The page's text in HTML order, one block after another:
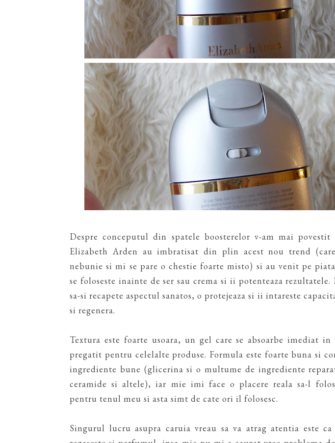
Despre conceputul din spatele boosterelor v-am mai
Elizabeth Arden au imbratisat din plin acest nou trend
nebunie si mi se pare o chestie foarte misto) si au venit pe
se foloseste inainte de ser sau crema si ii potenteaza
sa-si recapete aspectul sanatos, o protejeaza si ii intareste
si regenera.
Textura este foarte usoara, un gel care se absoarbe imediat
pregatit pentru celelalte produse. Formula este foarte buna si
ingrediente bune (glicerina si o multume de ingrediente
ceramide si altele), iar mie imi face o placere reala sa-l
pentru tenul meu si asta simt de cate ori il folosesc.
Singurul lucru asupra caruia vreau sa va atrag atentia este